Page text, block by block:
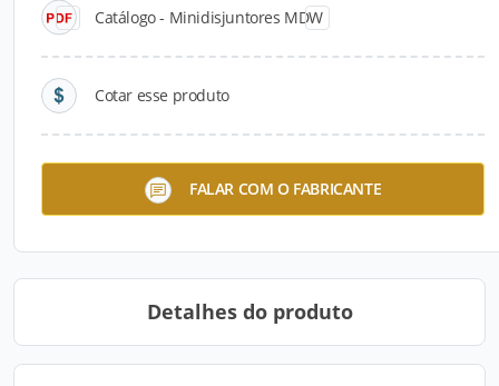
Catálogo - Minidisjuntores MDW
Cotar esse produto
FALAR COM O FABRICANTE
Linha Modular Bella
Detalhes do produto